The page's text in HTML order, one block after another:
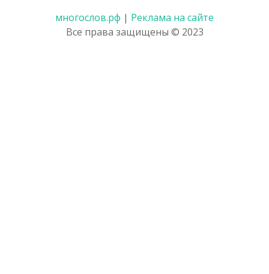
многослов.рф | Реклама на сайте
Все права защищены © 2023